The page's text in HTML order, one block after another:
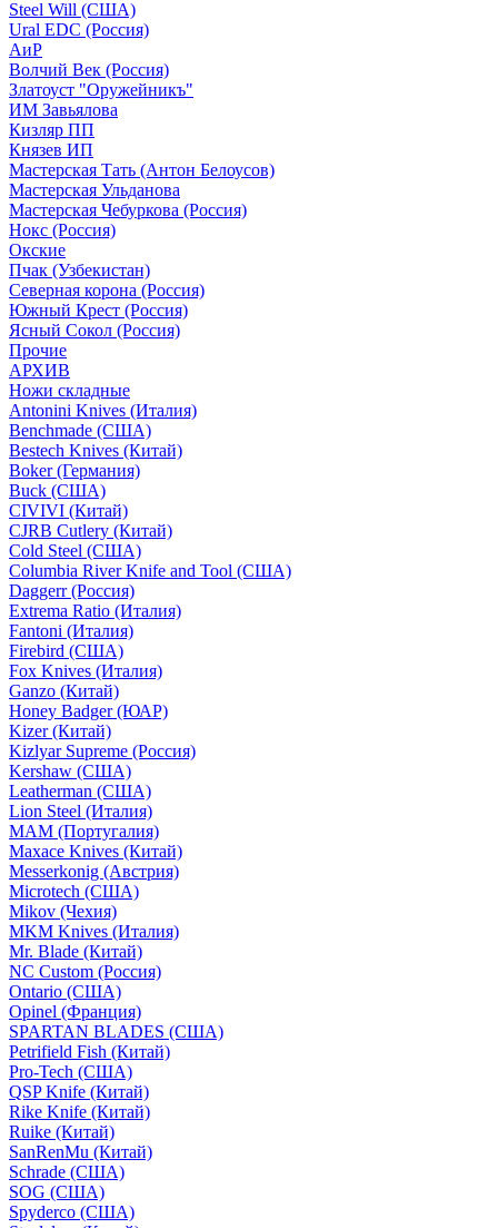
Steel Will (США)
Ural EDC (Россия)
АиР
Волчий Век (Россия)
Златоуст "Оружейникъ"
ИМ Завьялова
Кизляр ПП
Князев ИП
Мастерская Тать (Антон Белоусов)
Мастерская Ульданова
Мастерская Чебуркова (Россия)
Нокс (Россия)
Окские
Пчак (Узбекистан)
Северная корона (Россия)
Южный Крест (Россия)
Ясный Сокол (Россия)
Прочие
АРХИВ
Ножи складные
Antonini Knives (Италия)
Benchmade (США)
Bestech Knives (Китай)
Boker (Германия)
Buck (США)
CIVIVI (Китай)
CJRB Cutlery (Китай)
Cold Steel (США)
Columbia River Knife and Tool (США)
Daggerr (Россия)
Extrema Ratio (Италия)
Fantoni (Италия)
Firebird (США)
Fox Knives (Италия)
Ganzo (Китай)
Honey Badger (ЮАР)
Kizer (Китай)
Kizlyar Supreme (Россия)
Kershaw (США)
Leatherman (США)
Lion Steel (Италия)
MAM (Португалия)
Maxace Knives (Китай)
Messerkonig (Австрия)
Microtech (США)
Mikov (Чехия)
MKM Knives (Италия)
Mr. Blade (Китай)
NC Custom (Россия)
Ontario (США)
Opinel (Франция)
SPARTAN BLADES (США)
Petrifield Fish (Китай)
Pro-Tech (США)
QSP Knife (Китай)
Rike Knife (Китай)
Ruike (Китай)
SanRenMu (Китай)
Schrade (США)
SOG (США)
Spyderco (США)